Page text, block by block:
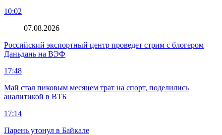
10:02
07.08.2026
Российский экспортный центр проведет стрим с блогером
Даньдань на ВЭФ
17:48
Май стал пиковым месяцем трат на спорт, поделились
аналитикой в ВТБ
17:14
Парень утонул в Байкале